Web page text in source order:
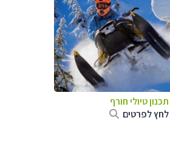
תכנון טיולי חורף
לחץ לפרטים